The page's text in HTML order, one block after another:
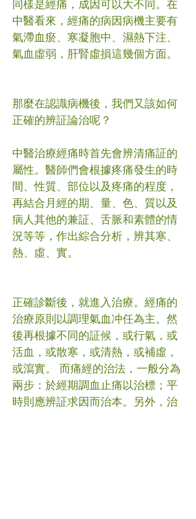
同樣是經痛，成因可以大不同。在
中醫看來，經痛的病因病機主要有
氣滯血瘀、寒凝胞中、濕熱下注、
氣血虛弱，肝腎虛損這幾個方面。
那麼在認識病機後，我們又該如何
正確的辨証論治呢？
中醫治療經痛時首先會辨清痛証的
屬性。醫師們會根據疼痛發生的時
間、性質、部位以及疼痛的程度，
再結合月經的期、量、色、質以及
病人其他的兼証、舌脈和素體的情
況等等，作出綜合分析，辨其寒、
熱、虛、實。
正確診斷後，就進入治療。經痛的
治療原則以調理氣血冲任為主。然
後再根據不同的証候，或行氣，或
活血，或散寒，或清熱，或補虛，
或瀉實。 而痛經的治法，一般分為
兩步：於經期調血止痛以治標；平
時則應辨証求因而治本。另外，治